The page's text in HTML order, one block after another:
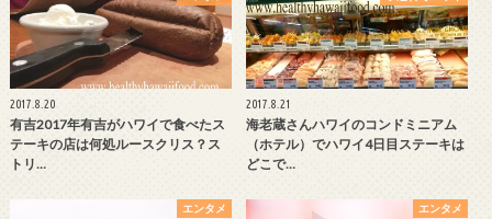
2017.8.20
有吉2017年有吉がハワイで食べたス
テーキの店は何処ルースクリス？ス
トリ…
2017.8.21
海老蔵さんハワイのコンドミニアム
（ホテル）でハワイ4日目ステーキは
どこで…
エンタメ エンタメ